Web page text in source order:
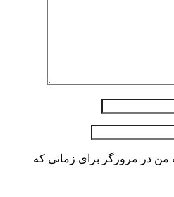
من در مرورگر برای زمانی که